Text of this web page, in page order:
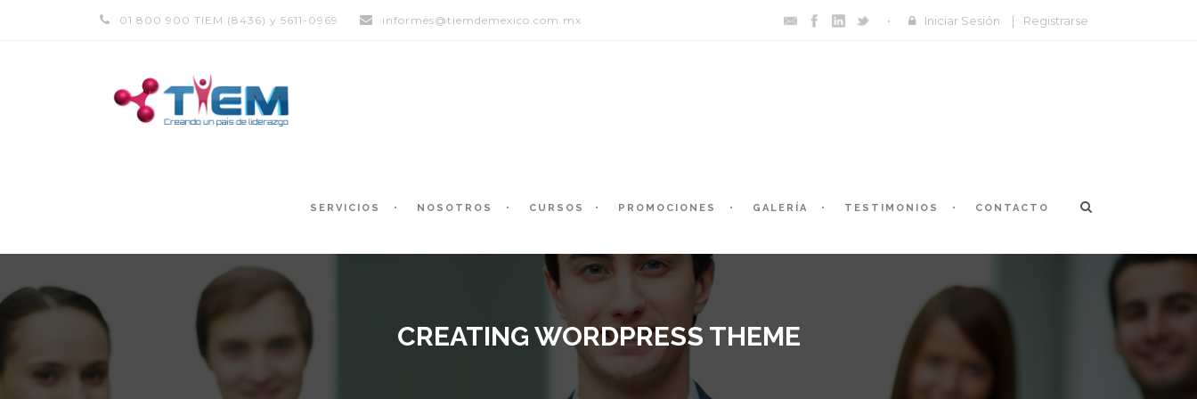
01 800 900 TIEM (8436) y 5611-0969 informes@tiemdemexico.com.mx Iniciar Sesión | Registrarse
SERVICIOS NOSOTROS CURSOS PROMOCIONES GALERÍA TESTIMONIOS CONTACTO
CREATING WORDPRESS THEME